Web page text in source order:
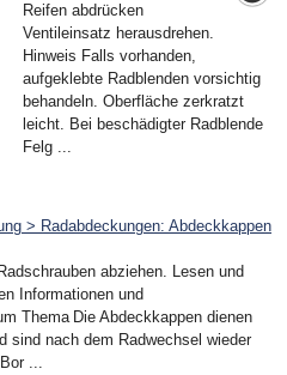
Reifen abdrücken
Ventileinsatz herausdrehen.
Hinweis Falls vorhanden,
aufgeklebte Radblenden vorsichtig
behandeln. Oberfläche zerkratzt
leicht. Bei beschädigter Radblende
Felg ...
> Radabdeckungen: Abdeckkappen
abziehen. Lesen und
Informationen und
Thema Die Abdeckkappen dienen
sind nach dem Radwechsel wieder
...